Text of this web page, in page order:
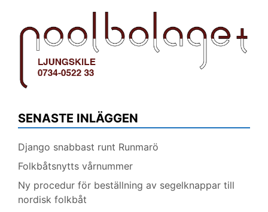
SENASTE INLÄGGEN
Django snabbast runt Runmarö
Folkbåtsnytts vårnummer
Ny procedur för beställning av segelknappar till
nordisk folkbåt